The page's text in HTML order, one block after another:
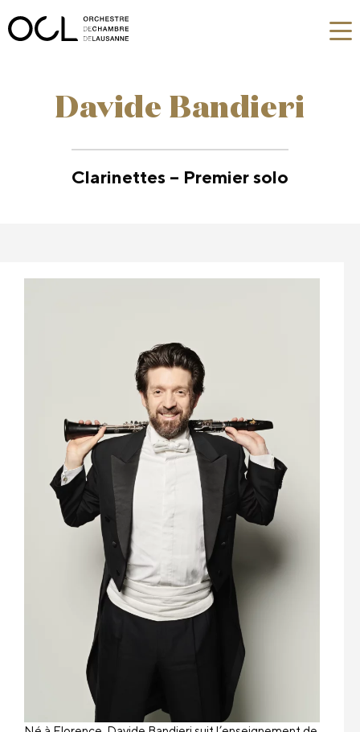
Davide Bandieri
Clarinettes – Premier solo